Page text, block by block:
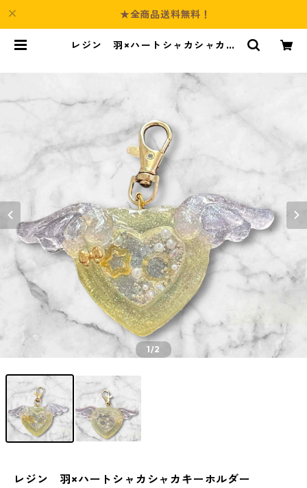
★全商品送料無料！
レジン 羽×ハートシャカシャカキ
1/2
レジン 羽×ハートシャカシャカキーホルダー